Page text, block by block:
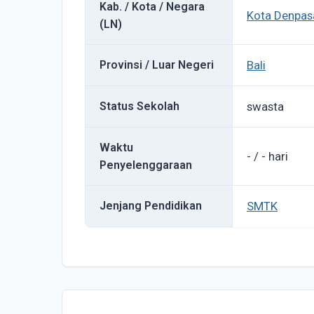
Kab. / Kota / Negara
(LN)
Kota
Provinsi / Luar Negeri Bali
Status Sekolah swasta
Waktu
Penyelenggaraan
- / - hari
Jenjang Pendidikan SMTK